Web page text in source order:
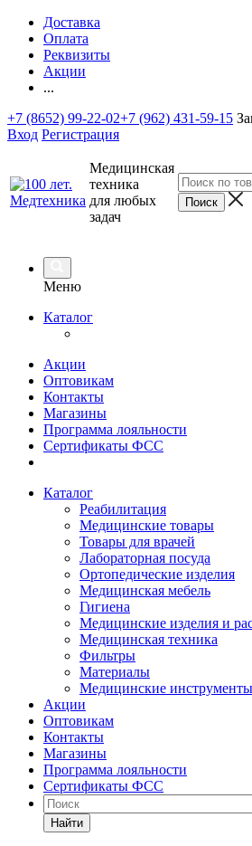
Доставка
Оплата
Реквизиты
Акции
...
+7 (8652) 99-22-02+7 (962) 431-59-15
Вход Регистрация
Медицинская
техника
для любых
задач
Меню
Каталог
Акции
Оптовикам
Контакты
Магазины
Программа лояльности
Сертификаты ФСС
Каталог
Реабилитация
Медицинские товары
Товары для врачей
Лабораторная посуда
Ортопедические изделия
Медицинская мебель
Гигиена
Медицинские изделия и
Медицинская техника
Фильтры
Материалы
Медицинские инструменты
Акции
Оптовикам
Контакты
Магазины
Программа лояльности
Сертификаты ФСС
Найти